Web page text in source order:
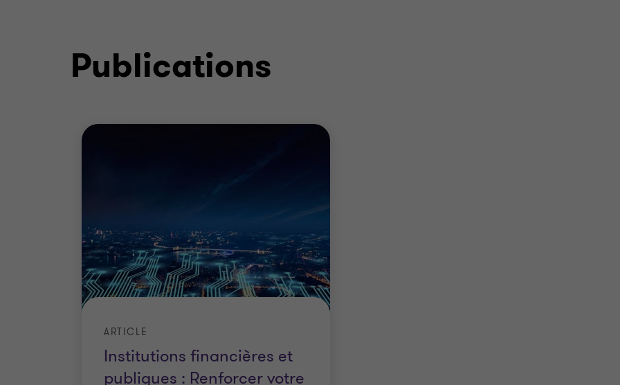
Publications
Institutions financières et
publiques : Renforcer votre
ARTICLE